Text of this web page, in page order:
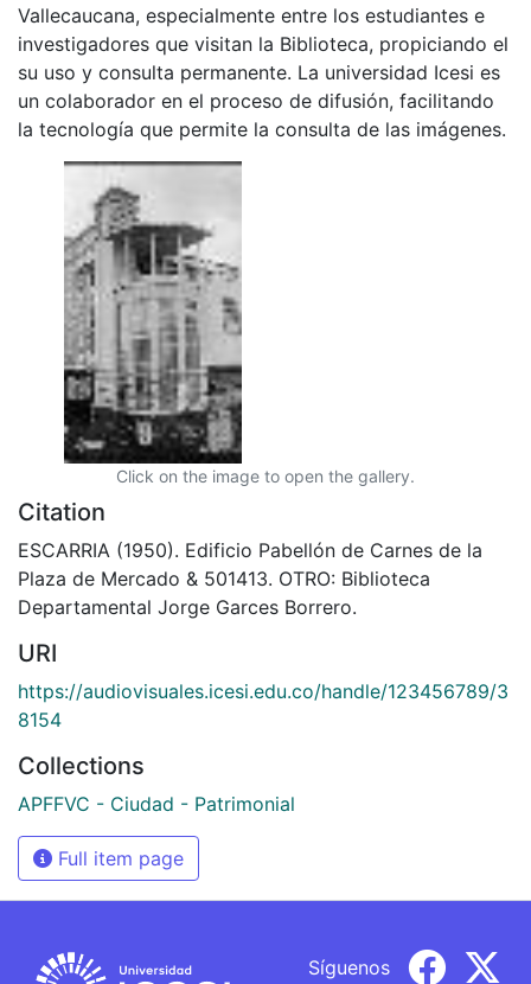
Vallecaucana, especialmente entre los estudiantes e
investigadores que visitan la Biblioteca, propiciando el
su uso y consulta permanente. La universidad Icesi es
un colaborador en el proceso de difusión, facilitando
la tecnología que permite la consulta de las imágenes.
Click on the image to open the gallery.
Citation
ESCARRIA (1950). Edificio Pabellón de Carnes de la
Plaza de Mercado & 501413. OTRO: Biblioteca
Departamental Jorge Garces Borrero.
URI
https://audiovisuales.icesi.edu.co/handle/123456789/3
8154
Collections
APFFVC - Ciudad - Patrimonial
Full item page
Síguenos